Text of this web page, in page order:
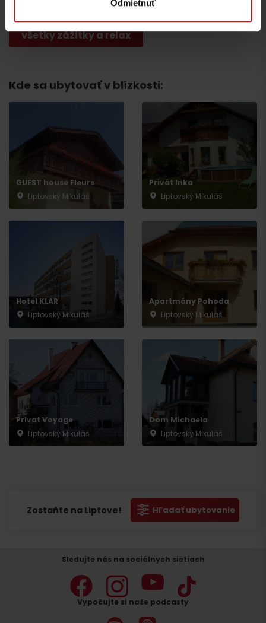
Odmietnuť
všetky zážitky a relax
Kde sa ubytovať v blízkosti:
GUEST house Fleurs
Liptovský Mikuláš
Privát Inka
Liptovský Mikuláš
Hotel KLAR
Liptovský Mikuláš
Apartmány Pohoda
Liptovský Mikuláš
Privat Voyage
Liptovský Mikuláš
Dom Michaela
Liptovský Mikuláš
Zostaňte na Liptove! Hľadať ubytovanie
Odchod
Sledujte nás na sociálnych sietiach
Vypočujte si naše podcasty